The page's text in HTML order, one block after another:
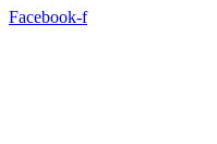
Facebook-f